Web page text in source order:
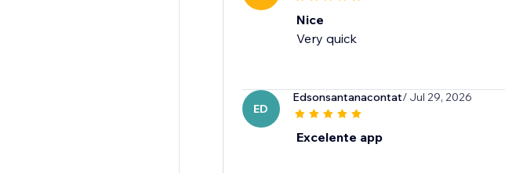
Nice
Very quick
ED
Edsonsantanacontat/ Jul 29, 2026
Excelente app